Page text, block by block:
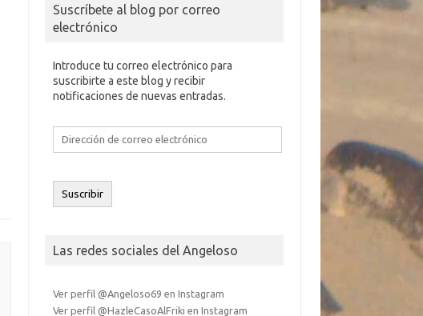
Suscríbete al blog por correo
electrónico
Introduce tu correo electrónico para
suscribirte a este blog y recibir
notificaciones de nuevas entradas.
Dirección
electrónico
Suscribir
Las redes sociales del Angeloso
Ver perfil @Angeloso69 en Instagram
Ver perfil @HazleCasoAlFriki en Instagram